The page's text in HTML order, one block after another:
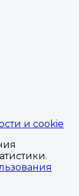
и cookie